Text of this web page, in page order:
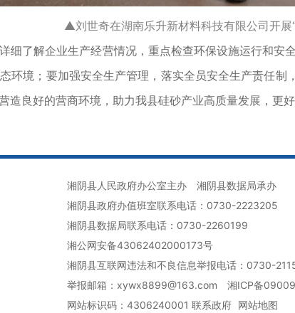
▲刘世奇在湖南乐升新材料科技有限公司开展“
了解企业生产经营情况，重点检查环保设施运行和安
环境；要加强安全生产管理，落实全员安全生产责任
良好的营商环境，助力我县硅砂产业高质量发展，更好
湘阴县人民政府办公室主办
湘阴县数据局承办
湘阴县政府办值班室联系电话：0730-2223205
湘阴县数据局联系电话：0730-2260199
湘公网安备43062402000173号
湘阴县互联网违法和不良信息举报电话：0730-
举报邮箱：xywx8899@163.com
湘ICP备
网站标识码：4306240001联系政府 网站地图